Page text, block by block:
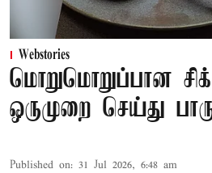
Webstories
மொறுமொறுப்பான
ஒருமுறை செய்து
Published on: 31 Jul 2026, 6:48 am